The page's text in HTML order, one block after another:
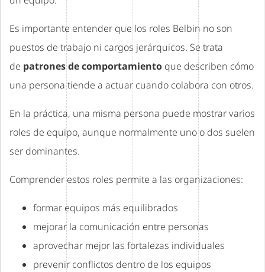
Es importante entender que los roles Belbin no son
puestos de trabajo ni cargos jerárquicos. Se trata
de patrones de comportamiento que describen cómo
una persona tiende a actuar cuando colabora con otros.
En la práctica, una misma persona puede mostrar varios
roles de equipo, aunque normalmente uno o dos suelen
ser dominantes.
Comprender estos roles permite a las organizaciones:
formar equipos más equilibrados
mejorar la comunicación entre personas
aprovechar mejor las fortalezas individuales
prevenir conflictos dentro de los equipos